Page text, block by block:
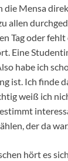
die Mensa
allen
Tag oder
Eine
habe ich
ist. Ich finde
weiß ich
der da
hört es